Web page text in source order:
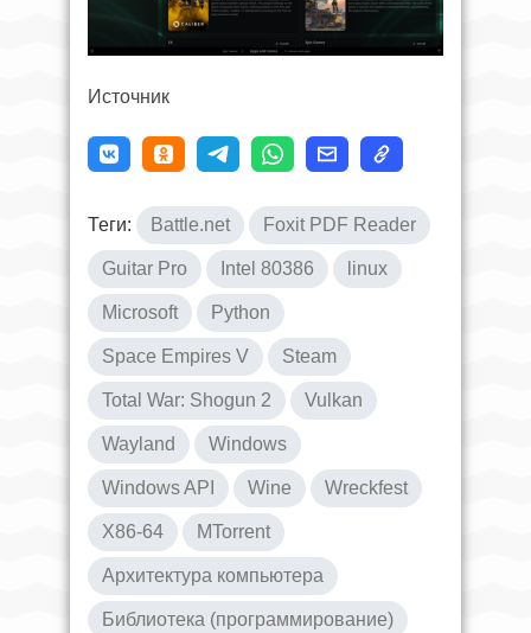
Источник
Теги: Battle.net Foxit PDF Reader
Guitar Pro Intel 80386 linux
Microsoft Python
Space Empires V Steam
Total War: Shogun 2 Vulkan
Wayland Windows
Windows API Wine Wreckfest
X86-64 ΜTorrent
Архитектура компьютера
Библиотека (программирование)